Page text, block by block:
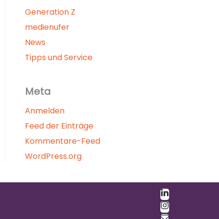
Generation Z
medienufer
News
Tipps und Service
Meta
Anmelden
Feed der Einträge
Kommentare-Feed
WordPress.org